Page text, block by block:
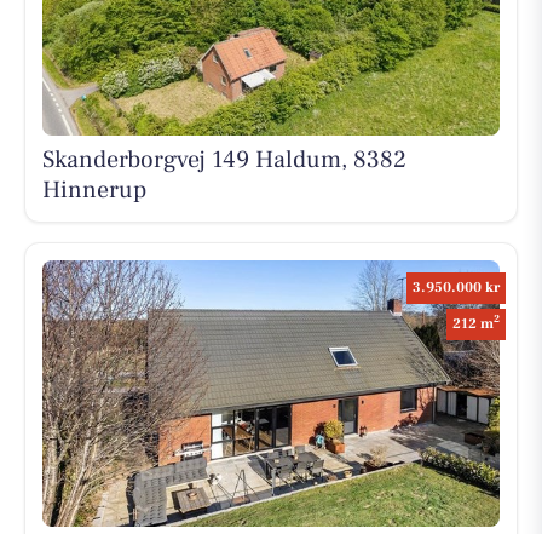
Skanderborgvej 149 Haldum, 8382
Hinnerup
3.950.000 kr
212 m2